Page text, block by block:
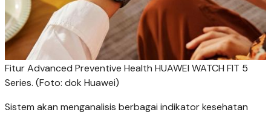
Fitur Advanced Preventive Health HUAWEI WATCH FIT 5
Series. (Foto: dok Huawei)
Sistem akan menganalisis berbagai indikator kesehatan